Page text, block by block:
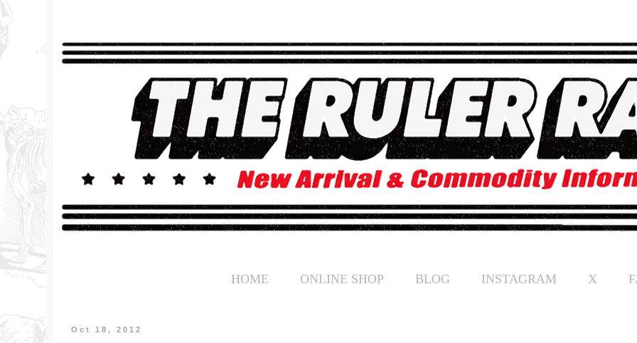
HOME ONLINE SHOP BLOG INSTAGRAM X
Oct 18, 2012